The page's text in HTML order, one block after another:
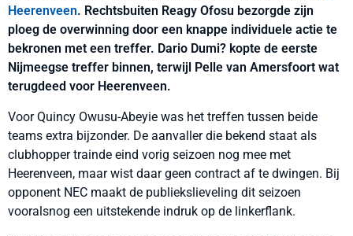
Heerenveen. Rechtsbuiten Reagy Ofosu bezorgde zijn
ploeg de overwinning door een knappe individuele actie te
bekronen met een treffer. Dario Dumi? kopte de eerste
Nijmeegse treffer binnen, terwijl Pelle van Amersfoort wat
terugdeed voor Heerenveen.
Voor Quincy Owusu-Abeyie was het treffen tussen beide
teams extra bijzonder. De aanvaller die bekend staat als
clubhopper trainde eind vorig seizoen nog mee met
Heerenveen, maar wist daar geen contract af te dwingen. Bij
opponent NEC maakt de publiekslieveling dit seizoen
vooralsnog een uitstekende indruk op de linkerflank.